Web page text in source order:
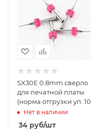
SX30E 0.8mm сверло
для печатной платы
(норма отгрузки уп. 10
шт)Нет в наличии
34 руб/шт